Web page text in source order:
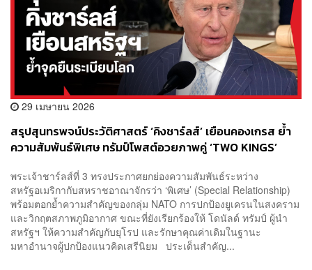
29 เมษายน 2026
สรุปสุนทรพจน์ประวัติศาสตร์ ‘คิงชาร์ลส์’ เยือนคองเกรส ย้ำ
ความสัมพันธ์พิเศษ ทรัมป์โพสต์อวยภาพคู่ ‘TWO KINGS’
พระเจ้าชาร์ลส์ที่ 3 ทรงประกาศยกย่องความสัมพันธ์ระหว่าง
สหรัฐอเมริกากับสหราชอาณาจักรว่า ‘พิเศษ’ (Special Relationship)
พร้อมตอกย้ำความสำคัญของกลุ่ม NATO การปกป้องยูเครนในสงคราม
และวิกฤตสภาพภูมิอากาศ ขณะที่ยังเรียกร้องให้ โดนัลด์ ทรัมป์ ผู้นำ
สหรัฐฯ ให้ความสำคัญกับยุโรป และรักษาคุณค่าเดิมในฐานะ
มหาอำนาจผู้ปกป้องแนวคิดเสรีนิยม ประเด็นสำคัญ...